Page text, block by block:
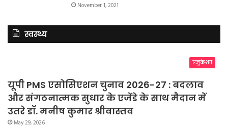
November 1, 2021
स्वस्थ्य
एजुकेशन
यूपी PMS एसोसिएशन चुनाव 2026-27 : बदलाव
और संगठनात्मक सुधार के एजेंडे के साथ मैदान में
उतरे डॉ. मनीष कुमार श्रीवास्तव
May 29, 2026